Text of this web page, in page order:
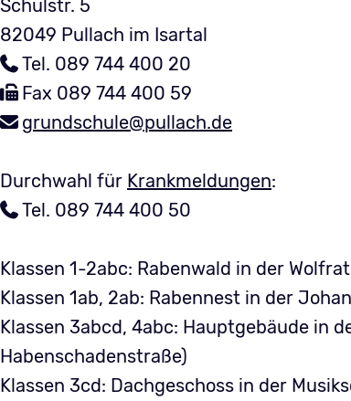
Schulstr. 5
82049 Pullach im Isartal
Tel. 089 744 400 20
Fax 089 744 400 59
grundschule@pullach.de
Durchwahl für Krankmeldungen:
Tel. 089 744 400 50
Klassen 1-2abc: Rabenwald in der
Klassen 1ab, 2ab: Rabennest in der
Klassen 3abcd, 4abc: Hauptgebäude in
Habenschadenstraße)
Klassen 3cd: Dachgeschoss in der